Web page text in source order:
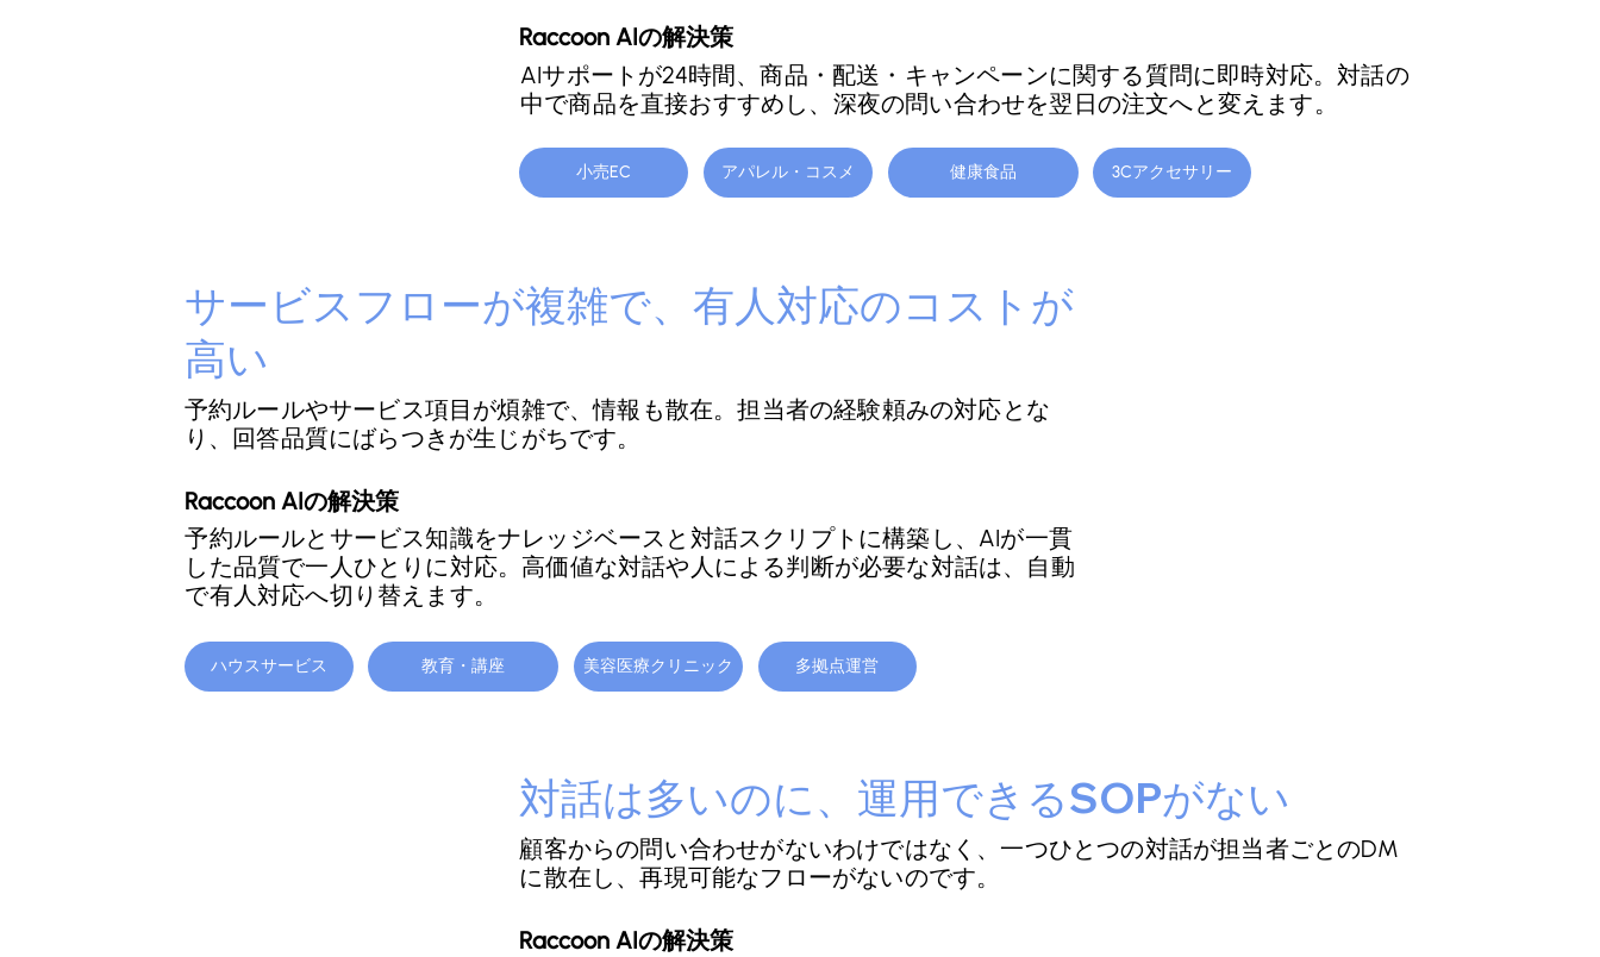
Raccoon AIの解決策
AIサポートが24時間、商品・配送・キャンペーンに関する質問に即時対応。対話の
中で商品を直接おすすめし、深夜の問い合わせを翌日の注文へと変えます。
小売EC アパレル・コスメ 健康食品 3Cアクセサリー
サービスフローが複雑で、有人対応のコストが
高い
予約ルールやサービス項目が煩雑で、情報も散在。担当者の経験頼みの対応とな
り、回答品質にばらつきが生じがちです。
Raccoon AIの解決策
予約ルールとサービス知識をナレッジベースと対話スクリプトに構築し、AIが一貫
した品質で一人ひとりに対応。高価値な対話や人による判断が必要な対話は、自動
で有人対応へ切り替えます。
ハウスサービス 教育・講座 美容医療クリニック 多拠点運営
対話は多いのに、運用できるSOPがない
顧客からの問い合わせがないわけではなく、一つひとつの対話が担当者ごとのDM
に散在し、再現可能なフローがないのです。
Raccoon AIの解決策